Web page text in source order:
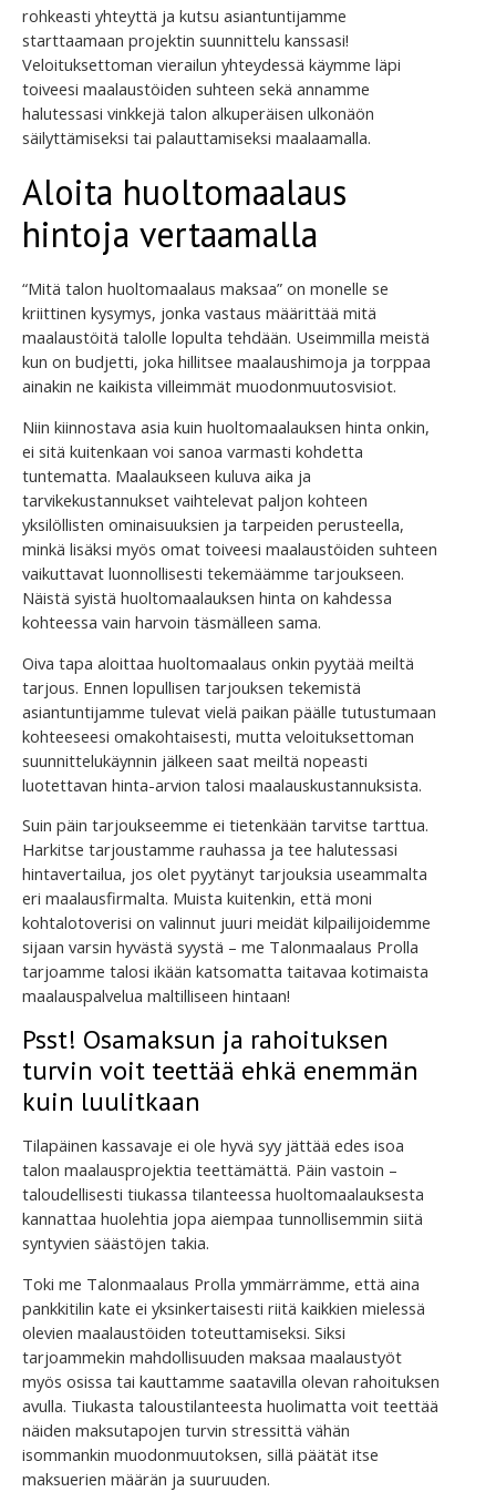
rohkeasti yhteyttä ja kutsu asiantuntijamme
starttaamaan projektin suunnittelu kanssasi!
Veloituksettoman vierailun yhteydessä käymme läpi
toiveesi maalaustöiden suhteen sekä annamme
halutessasi vinkkejä talon alkuperäisen ulkonäön
säilyttämiseksi tai palauttamiseksi maalaamalla.
Aloita huoltomaalaus
hintoja vertaamalla
“Mitä talon huoltomaalaus maksaa” on monelle se
kriittinen kysymys, jonka vastaus määrittää mitä
maalaustöitä talolle lopulta tehdään. Useimmilla meistä
kun on budjetti, joka hillitsee maalaushimoja ja torppaa
ainakin ne kaikista villeimmät muodonmuutosvisiot.
Niin kiinnostava asia kuin huoltomaalauksen hinta onkin,
ei sitä kuitenkaan voi sanoa varmasti kohdetta
tuntematta. Maalaukseen kuluva aika ja
tarvikekustannukset vaihtelevat paljon kohteen
yksilöllisten ominaisuuksien ja tarpeiden perusteella,
minkä lisäksi myös omat toiveesi maalaustöiden suhteen
vaikuttavat luonnollisesti tekemäämme tarjoukseen.
Näistä syistä huoltomaalauksen hinta on kahdessa
kohteessa vain harvoin täsmälleen sama.
Oiva tapa aloittaa huoltomaalaus onkin pyytää meiltä
tarjous. Ennen lopullisen tarjouksen tekemistä
asiantuntijamme tulevat vielä paikan päälle tutustumaan
kohteeseesi omakohtaisesti, mutta veloituksettoman
suunnittelukäynnin jälkeen saat meiltä nopeasti
luotettavan hinta-arvion talosi maalauskustannuksista.
Suin päin tarjoukseemme ei tietenkään tarvitse tarttua.
Harkitse tarjoustamme rauhassa ja tee halutessasi
hintavertailua, jos olet pyytänyt tarjouksia useammalta
eri maalausfirmalta. Muista kuitenkin, että moni
kohtalotoverisi on valinnut juuri meidät kilpailijoidemme
sijaan varsin hyvästä syystä – me Talonmaalaus Prolla
tarjoamme talosi ikään katsomatta taitavaa kotimaista
maalauspalvelua maltilliseen hintaan!
Psst! Osamaksun ja rahoituksen
turvin voit teettää ehkä enemmän
kuin luulitkaan
Tilapäinen kassavaje ei ole hyvä syy jättää edes isoa
talon maalausprojektia teettämättä. Päin vastoin –
taloudellisesti tiukassa tilanteessa huoltomaalauksesta
kannattaa huolehtia jopa aiempaa tunnollisemmin siitä
syntyvien säästöjen takia.
Toki me Talonmaalaus Prolla ymmärrämme, että aina
pankkitilin kate ei yksinkertaisesti riitä kaikkien mielessä
olevien maalaustöiden toteuttamiseksi. Siksi
tarjoammekin mahdollisuuden maksaa maalaustyöt
myös osissa tai kauttamme saatavilla olevan rahoituksen
avulla. Tiukasta taloustilanteesta huolimatta voit teettää
näiden maksutapojen turvin stressittä vähän
isommankin muodonmuutoksen, sillä päätät itse
maksuerien määrän ja suuruuden.